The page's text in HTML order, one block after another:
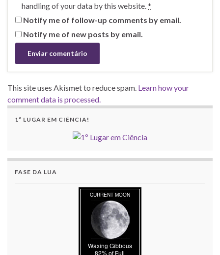
handling of your data by this website. *
Notify me of follow-up comments by email.
Notify me of new posts by email.
This site uses Akismet to reduce spam. Learn how your
comment data is processed.
1º LUGAR EM CIÊNCIA!
FASE DA LUA